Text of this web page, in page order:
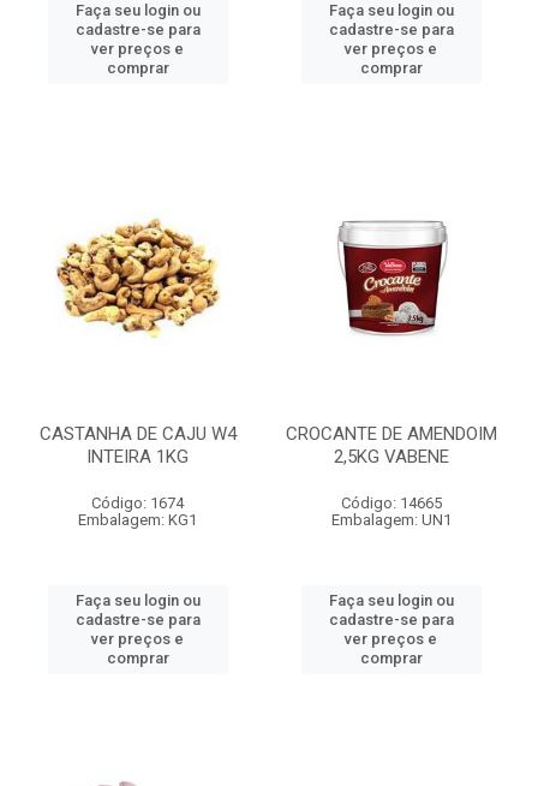
Faça seu login ou
cadastre-se para
ver preços e
comprar
Faça seu login ou
cadastre-se para
ver preços e
comprar
CASTANHA DE CAJU W4
INTEIRA 1KG
Código: 1674
Embalagem: KG1
Faça seu login ou
cadastre-se para
ver preços e
comprar
CROCANTE DE AMENDOIM
2,5KG VABENE
Código: 14665
Embalagem: UN1
Faça seu login ou
cadastre-se para
ver preços e
comprar